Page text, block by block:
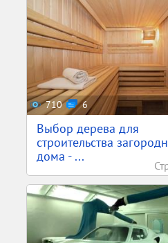
710 6
Выбор дерева для
строительства
дома - ...